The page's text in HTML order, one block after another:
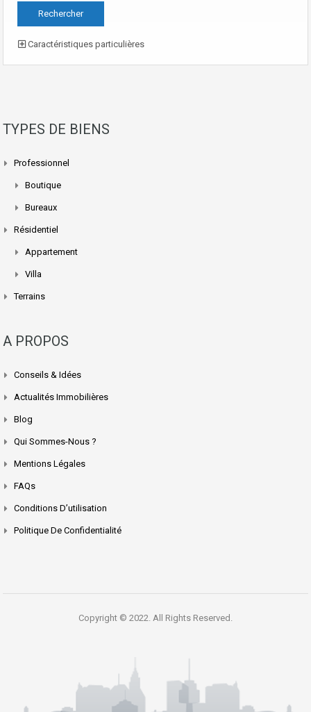
Caractéristiques particulières
TYPES DE BIENS
Professionnel
Boutique
Bureaux
Résidentiel
Appartement
Villa
Terrains
A PROPOS
Conseils & Idées
Actualités Immobilières
Blog
Qui Sommes-Nous ?
Mentions Légales
FAQs
Conditions D’utilisation
Politique De Confidentialité
Copyright © 2022. All Rights Reserved.